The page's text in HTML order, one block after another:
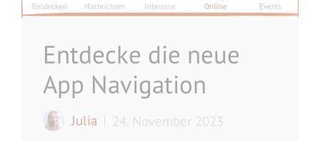
Entdecke die neue
App Navigation
Julia 24. November 2023